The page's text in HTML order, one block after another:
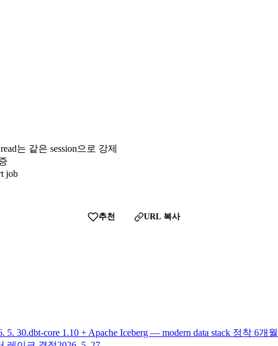
는 같은 session으로 강제
job
추천 URL 복사
5. 30.dbt-core 1.10 + Apache Iceberg — modern data stack 정착 6개월